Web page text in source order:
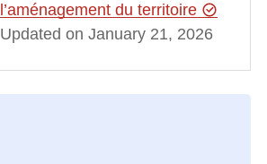
l’aménagement du territoire
Updated on January 21, 2026